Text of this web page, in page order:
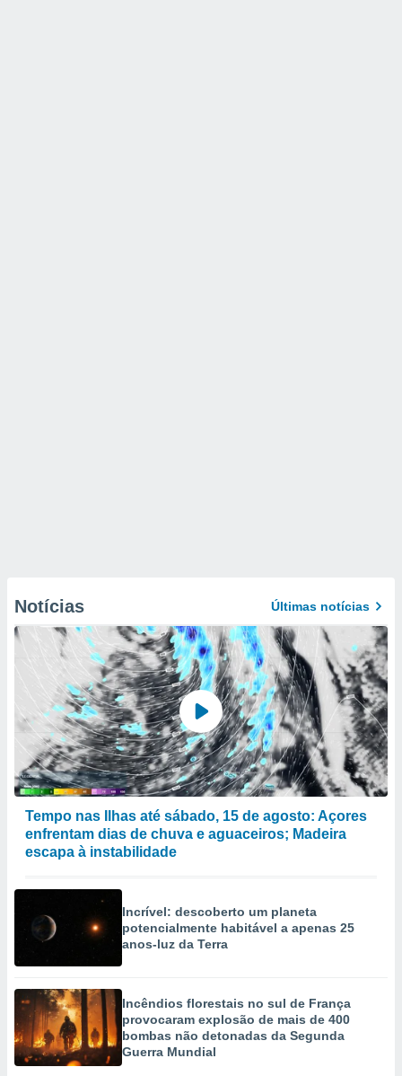
Notícias Últimas notícias
Tempo nas Ilhas até sábado, 15 de agosto: Açores
enfrentam dias de chuva e aguaceiros; Madeira
escapa à instabilidade
Incrível: descoberto um planeta
potencialmente habitável a apenas 25
anos-luz da Terra
Incêndios florestais no sul de França
provocaram explosão de mais de 400
bombas não detonadas da Segunda
Guerra Mundial